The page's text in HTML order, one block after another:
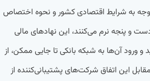
به شرایط اقتصادی کشور و نحوه اختصاص
و پنجه نرم می‌کنند، این نهادهای مالی
ورود آن‌ها به شبکه بانکی تا جایی ممکن، از
این اتفاق شرکت‌‌های پشتیبانی‌کننده از